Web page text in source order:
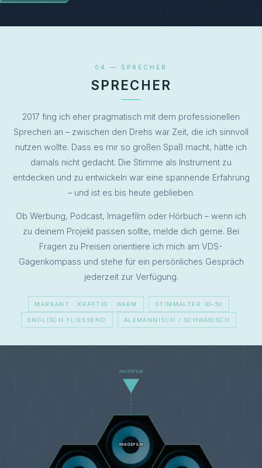
u. a. Siemens, Amnesty International, Pickup,
Selig, Andreas Bourani, Mark Forster &
Felix Jaehn, Angus & Julia Stone, Kilian & Jo, u. v. m.
Für die Deutsche Grammophon undDecca
verantwortete ich als Kameramann, Regisseur und
Produzent EPKs und Livemitschnitte von Künstlern wie
Olafur Arnalds, Li Yundi, Alice Sara Ott, Valery
Afanassiev und Andreas Ottensamer.
FILMOGRAPHIE (AUSWAHL)
LEBEN
Dokumentarfilm · Regie:
ARTE, RBB
2012
KANN JA NOCH
Kurzfilm · Regie: Philipp
Hauptpreis: Bester
Kurzfilm,
Schwerin 2014
FOREVER ANGEL
Dokumentarfilm · Regie:
Marcel Wehn · 90 Min. · 2.
Kamera
04 — SPRECHER
SPRECHER
2017 fing ich eher pragmatisch mit dem professionellen
Sprechen an – zwischen den Drehs war Zeit, die ich sinnvoll
nutzen wollte. Dass es mir so großen Spaß macht, hätte ich
damals nicht gedacht. Die Stimme als Instrument zu
entdecken und zu entwickeln war eine spannende Erfahrung
– und ist es bis heute geblieben.
Ob Werbung, Podcast, Imagefilm oder Hörbuch – wenn ich
zu deinem Projekt passen sollte, melde dich gerne. Bei
Fragen zu Preisen orientiere ich mich am VDS-
Gagenkompass und stehe für ein persönliches Gespräch
jederzeit zur Verfügung.
MARKANT · KRÄFTIG · WARM STIMMALTER 30–50
ENGLISCH FLIESSEND ALEMANNISCH / SCHWÄBISCH
IMAGEFILM
IMAGEFILM